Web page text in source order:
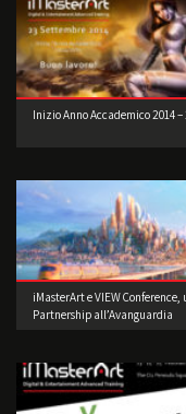
Inizio Anno Accademico 2014 –
iMasterArt e VIEW Conference,
Partnership all’Avanguardia